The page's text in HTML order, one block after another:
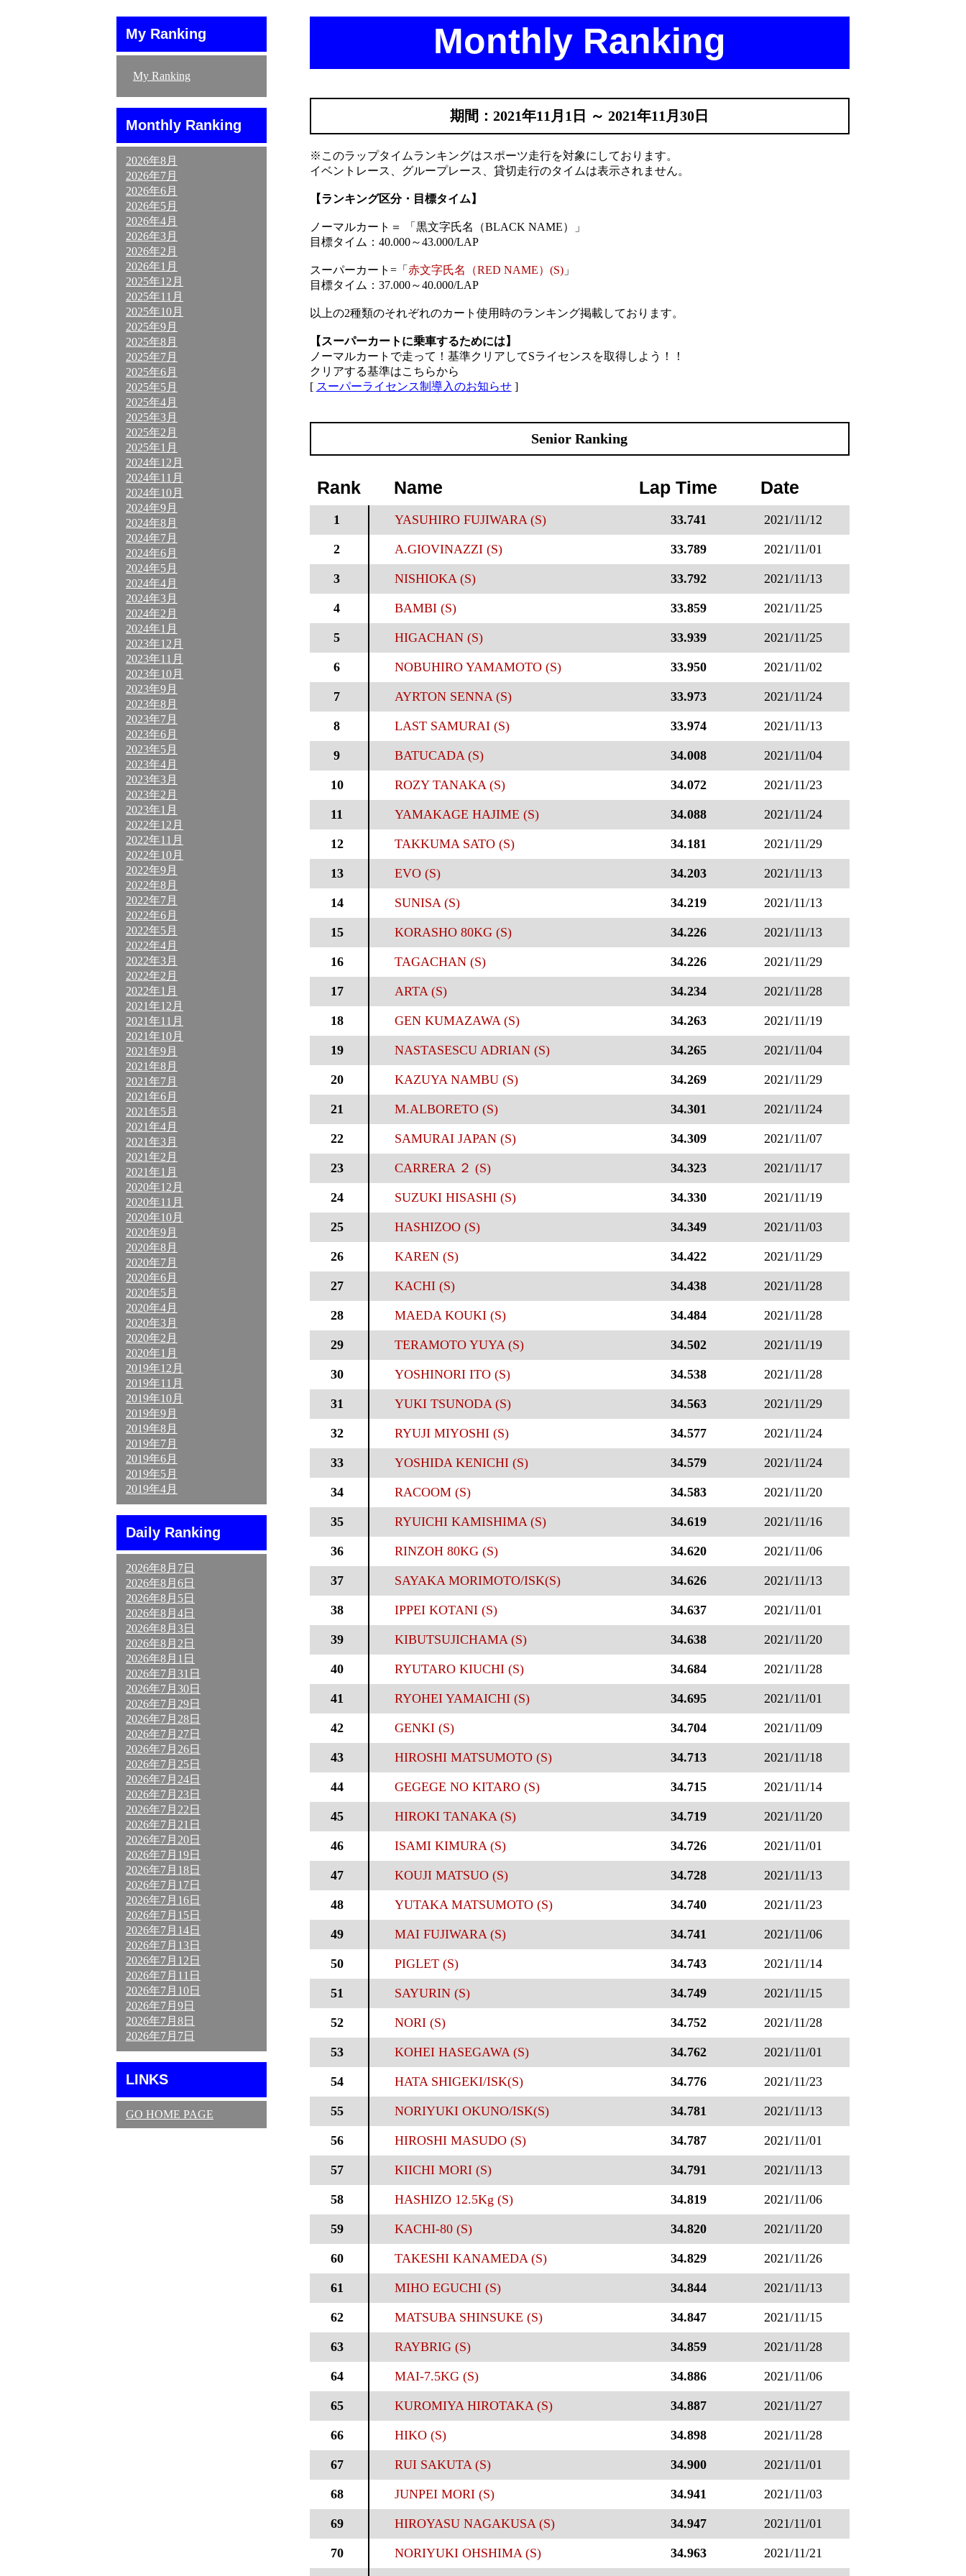
My Ranking
My Ranking
Monthly Ranking
2026年8月
2026年7月
2026年6月
2026年5月
2026年4月
2026年3月
2026年2月
2026年1月
2025年12月
2025年11月
2025年10月
2025年9月
2025年8月
2025年7月
2025年6月
2025年5月
2025年4月
2025年3月
2025年2月
2025年1月
2024年12月
2024年11月
2024年10月
2024年9月
2024年8月
2024年7月
2024年6月
2024年5月
2024年4月
2024年3月
2024年2月
2024年1月
2023年12月
2023年11月
2023年10月
2023年9月
2023年8月
2023年7月
2023年6月
2023年5月
2023年4月
2023年3月
2023年2月
2023年1月
2022年12月
2022年11月
2022年10月
2022年9月
2022年8月
2022年7月
2022年6月
2022年5月
2022年4月
2022年3月
2022年2月
2022年1月
2021年12月
2021年11月
2021年10月
2021年9月
2021年8月
2021年7月
2021年6月
2021年5月
2021年4月
2021年3月
2021年2月
2021年1月
2020年12月
2020年11月
2020年10月
2020年9月
2020年8月
2020年7月
2020年6月
2020年5月
2020年4月
2020年3月
2020年2月
2020年1月
2019年12月
2019年11月
2019年10月
2019年9月
2019年8月
2019年7月
2019年6月
2019年5月
2019年4月
Daily Ranking
2026年8月7日
2026年8月6日
2026年8月5日
2026年8月4日
2026年8月3日
2026年8月2日
2026年8月1日
2026年7月31日
2026年7月30日
2026年7月29日
2026年7月28日
2026年7月27日
2026年7月26日
2026年7月25日
2026年7月24日
2026年7月23日
2026年7月22日
2026年7月21日
2026年7月20日
2026年7月19日
2026年7月18日
2026年7月17日
2026年7月16日
2026年7月15日
2026年7月14日
2026年7月13日
2026年7月12日
2026年7月11日
2026年7月10日
2026年7月9日
2026年7月8日
2026年7月7日
LINKS
GO HOME PAGE
Monthly Ranking
期間：2021年11月1日 ～ 2021年11月30日
※このラップタイムランキングはスポーツ走行を対象にしております。
イベントレース、グループレース、貸切走行のタイムは表示されません。
【ランキング区分・目標タイム】
ノーマルカート＝ 「黒文字氏名（BLACK NAME）」
目標タイム：40.000～43.000/LAP
スーパーカート=「 赤文字氏名（RED NAME）(S)」
目標タイム：37.000～40.000/LAP
以上の2種類のそれぞれのカート使用時のランキング掲載しております。
【スーパーカートに乗車するためには】
ノーマルカートで走って！基準クリアしてSライセンスを取得しよう！！
クリアする基準はこちらから
[ スーパーライセンス制導入のお知らせ]
Senior Ranking
Rank Name Lap Time Date
1 YASUHIRO FUJIWARA (S) 33.741 2021/11/12
2 A.GIOVINAZZI (S) 33.789 2021/11/01
3 NISHIOKA (S) 33.792 2021/11/13
4 BAMBI (S) 33.859 2021/11/25
5 HIGACHAN (S) 33.939 2021/11/25
6 NOBUHIRO YAMAMOTO (S) 33.950 2021/11/02
7 AYRTON SENNA (S) 33.973 2021/11/24
8 LAST SAMURAI (S) 33.974 2021/11/13
9 BATUCADA (S) 34.008 2021/11/04
10 ROZY TANAKA (S) 34.072 2021/11/23
11 YAMAKAGE HAJIME (S) 34.088 2021/11/24
12 TAKKUMA SATO (S) 34.181 2021/11/29
13 EVO (S) 34.203 2021/11/13
14 SUNISA (S) 34.219 2021/11/13
15 KORASHO 80KG (S) 34.226 2021/11/13
16 TAGACHAN (S) 34.226 2021/11/29
17 ARTA (S) 34.234 2021/11/28
18 GEN KUMAZAWA (S) 34.263 2021/11/19
19 NASTASESCU ADRIAN (S) 34.265 2021/11/04
20 KAZUYA NAMBU (S) 34.269 2021/11/29
21 M.ALBORETO (S) 34.301 2021/11/24
22 SAMURAI JAPAN (S) 34.309 2021/11/07
23 CARRERA ２ (S) 34.323 2021/11/17
24 SUZUKI HISASHI (S) 34.330 2021/11/19
25 HASHIZOO (S) 34.349 2021/11/03
26 KAREN (S) 34.422 2021/11/29
27 KACHI (S) 34.438 2021/11/28
28 MAEDA KOUKI (S) 34.484 2021/11/28
29 TERAMOTO YUYA (S) 34.502 2021/11/19
30 YOSHINORI ITO (S) 34.538 2021/11/28
31 YUKI TSUNODA (S) 34.563 2021/11/29
32 RYUJI MIYOSHI (S) 34.577 2021/11/24
33 YOSHIDA KENICHI (S) 34.579 2021/11/24
34 RACOOM (S) 34.583 2021/11/20
35 RYUICHI KAMISHIMA (S) 34.619 2021/11/16
36 RINZOH 80KG (S) 34.620 2021/11/06
37 SAYAKA MORIMOTO/ISK(S) 34.626 2021/11/13
38 IPPEI KOTANI (S) 34.637 2021/11/01
39 KIBUTSUJICHAMA (S) 34.638 2021/11/20
40 RYUTARO KIUCHI (S) 34.684 2021/11/28
41 RYOHEI YAMAICHI (S) 34.695 2021/11/01
42 GENKI (S) 34.704 2021/11/09
43 HIROSHI MATSUMOTO (S) 34.713 2021/11/18
44 GEGEGE NO KITARO (S) 34.715 2021/11/14
45 HIROKI TANAKA (S) 34.719 2021/11/20
46 ISAMI KIMURA (S) 34.726 2021/11/01
47 KOUJI MATSUO (S) 34.728 2021/11/13
48 YUTAKA MATSUMOTO (S) 34.740 2021/11/23
49 MAI FUJIWARA (S) 34.741 2021/11/06
50 PIGLET (S) 34.743 2021/11/14
51 SAYURIN (S) 34.749 2021/11/15
52 NORI (S) 34.752 2021/11/28
53 KOHEI HASEGAWA (S) 34.762 2021/11/01
54 HATA SHIGEKI/ISK(S) 34.776 2021/11/23
55 NORIYUKI OKUNO/ISK(S) 34.781 2021/11/13
56 HIROSHI MASUDO (S) 34.787 2021/11/01
57 KIICHI MORI (S) 34.791 2021/11/13
58 HASHIZO 12.5Kg (S) 34.819 2021/11/06
59 KACHI-80 (S) 34.820 2021/11/20
60 TAKESHI KANAMEDA (S) 34.829 2021/11/26
61 MIHO EGUCHI (S) 34.844 2021/11/13
62 MATSUBA SHINSUKE (S) 34.847 2021/11/15
63 RAYBRIG (S) 34.859 2021/11/28
64 MAI-7.5KG (S) 34.886 2021/11/06
65 KUROMIYA HIROTAKA (S) 34.887 2021/11/27
66 HIKO (S) 34.898 2021/11/28
67 RUI SAKUTA (S) 34.900 2021/11/01
68 JUNPEI MORI (S) 34.941 2021/11/03
69 HIROYASU NAGAKUSA (S) 34.947 2021/11/01
70 NORIYUKI OHSHIMA (S) 34.963 2021/11/21